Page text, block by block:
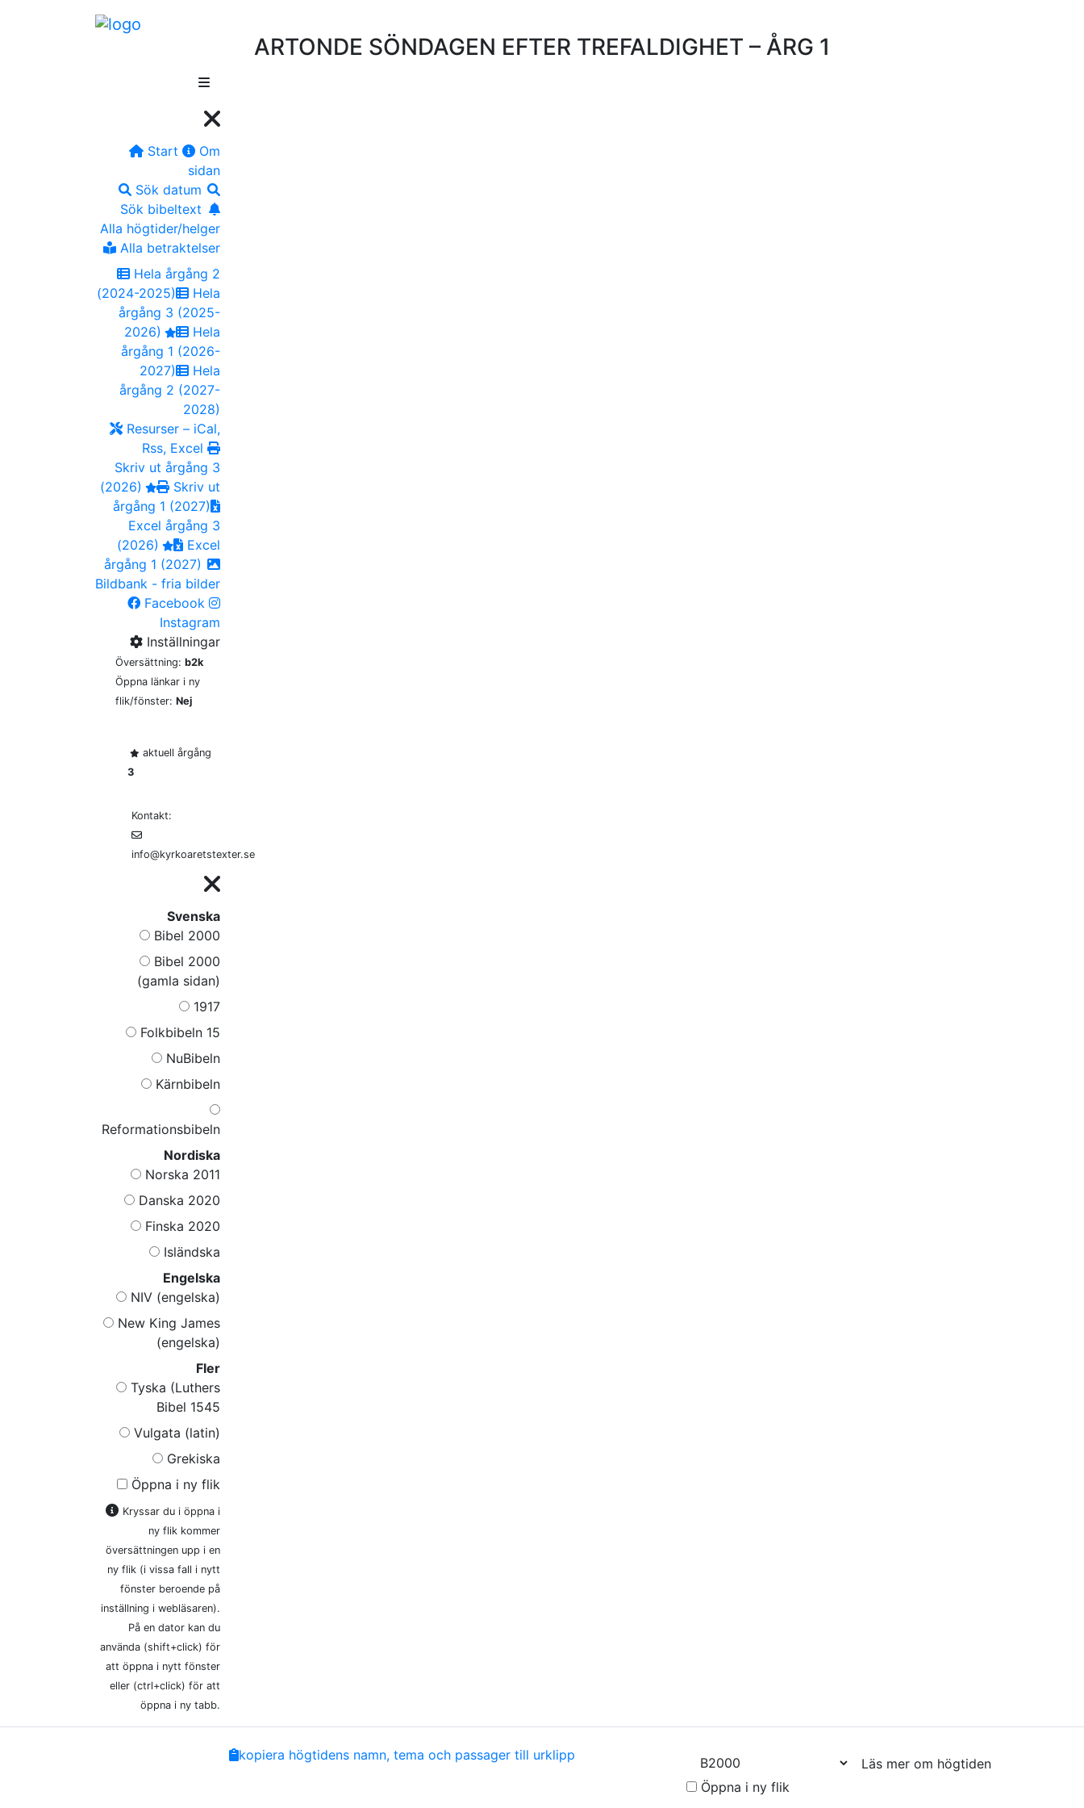
ARTONDE SÖNDAGEN EFTER TREFALDIGHET – ÅRG 1
Start
Om
sidan
Sök datum
Sök bibeltext
Alla högtider/helger
Alla betraktelser
Hela årgång 2
(2024-2025)
Hela
årgång 3 (2025-
2026)
Hela
årgång 1 (2026-
2027)
Hela
årgång 2 (2027-
2028)
Resurser – iCal,
Rss, Excel
Skriv ut årgång 3
(2026)
Skriv ut
årgång 1 (2027)
Excel årgång 3
(2026)
Excel
årgång 1 (2027)
Bildbank - fria bilder
Facebook
Instagram
Inställningar
Översättning: b2k
Öppna länkar i ny
flik/fönster: Nej
aktuell årgång
3
Kontakt:
info@kyrkoaretstexter.se
Svenska
Bibel 2000
Bibel 2000
(gamla sidan)
1917
Folkbibeln 15
NuBibeln
Kärnbibeln
Reformationsbibeln
Nordiska
Norska 2011
Danska 2020
Finska 2020
Isländska
Engelska
NIV (engelska)
New King James
(engelska)
Fler
Tyska (Luthers
Bibel 1545
Vulgata (latin)
Grekiska
Öppna i ny flik
Kryssar du i öppna i
ny flik kommer
översättningen upp i en
ny flik (i vissa fall i nytt
fönster beroende på
inställning i webläsaren).
På en dator kan du
använda (shift+click) för
att öppna i nytt fönster
eller (ctrl+click) för att
öppna i ny tabb.
EmailCopy
kopiera högtidens namn, tema och passager till urklipp
Öppna i ny flik
Läs mer om högtiden